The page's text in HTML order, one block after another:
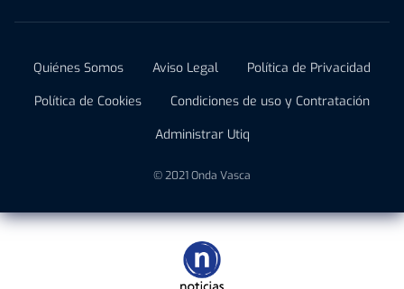
Quiénes Somos Aviso Legal
Política de Privacidad
Política de Cookies
Condiciones de uso y Contratación
Administrar Utiq
© 2021 Onda Vasca